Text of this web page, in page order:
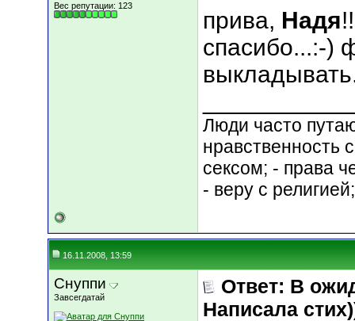
Вес репутации: 123
прива, Надя
спасибо...:-)
Люди часто
нравственность
сексом; - права
- веру с
16.11.2008, 13:59
Снуппи
Завсегдатай
Ответ: В
Написала